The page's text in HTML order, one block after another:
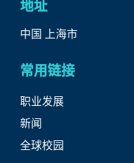
地址
中国 上海市
常用链接
职业发展
新闻
全球校园